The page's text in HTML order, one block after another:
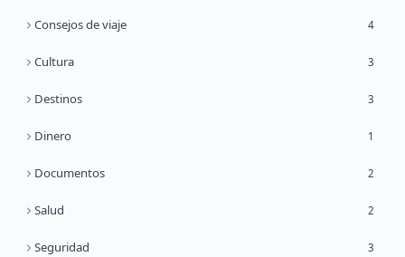
Consejos de viaje 4
Cultura 3
Destinos 3
Dinero 1
Documentos 2
Salud 2
Seguridad 3